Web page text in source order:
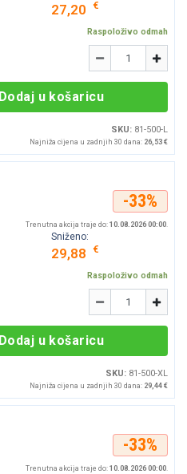
27,20 €
Raspoloživo odmah
- +
Dodaj u košaricu
SKU: 81-500-L
Najniža cijena u zadnjih 30 dana: 26,53 €
-33%
Trenutna akcija traje do: 10.08.2026 00:00.
Sniženo:
29,88 €
Raspoloživo odmah
- +
Dodaj u košaricu
SKU: 81-500-XL
Najniža cijena u zadnjih 30 dana: 29,44 €
-33%
Trenutna akcija traje do: 10.08.2026 00:00.